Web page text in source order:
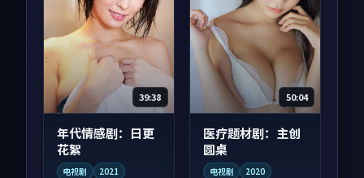
39:38
年代情感剧：日更
花絮
电视剧 2021
50:04
医疗题材剧：主创
圆桌
电视剧 2020